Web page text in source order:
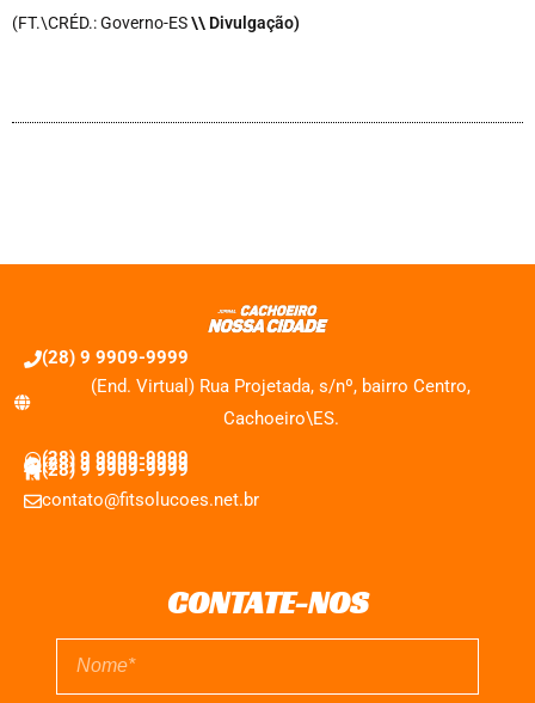
(FT.\CRÉD.: Governo-ES\\ Divulgação)
(28) 9 9909-9999
(End. Virtual) Rua Projetada, s/nº, bairro Centro,
Cachoeiro\ES.
(28) 9 9909-9999
(28) 9 9909-9999
(28) 9 9909-9999
contato@fitsolucoes.net.br
CONTATE-NOS